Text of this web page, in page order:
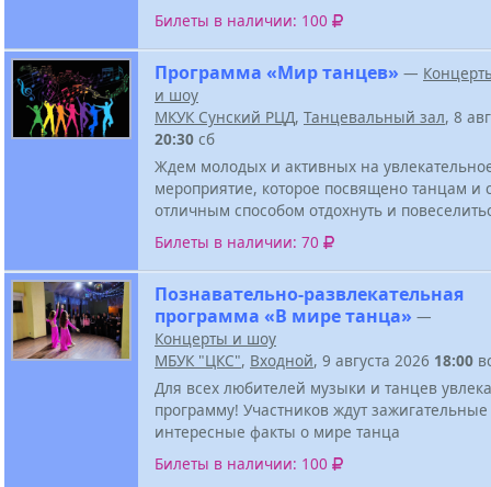
Билеты в наличии: 100
Программа «Мир танцев» —
и шоу
МКУК Сунский РЦД, Танцевальный зал, 8
20:30 сб
Ждем молодых и активных на
мероприятие, которое посвящено танцам и
отличным способом отдохнуть и
Билеты в наличии: 70
Познавательно-развлекательная
программа «В мире танца» —
Концерты и шоу
МБУК "ЦКС", Входной, 9 августа 2026 18:00
Для всех любителей музыки и танцев
программу! Участников ждут
интересные факты о мире танца
Билеты в наличии: 100